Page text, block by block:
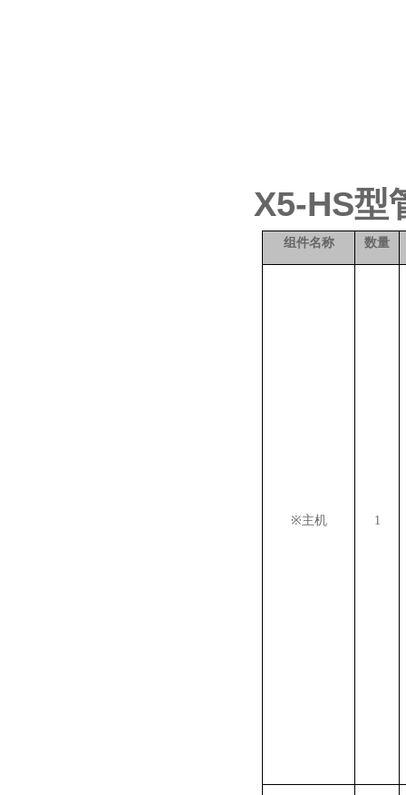
X5-HS型
组件名称 数量
※主机 1